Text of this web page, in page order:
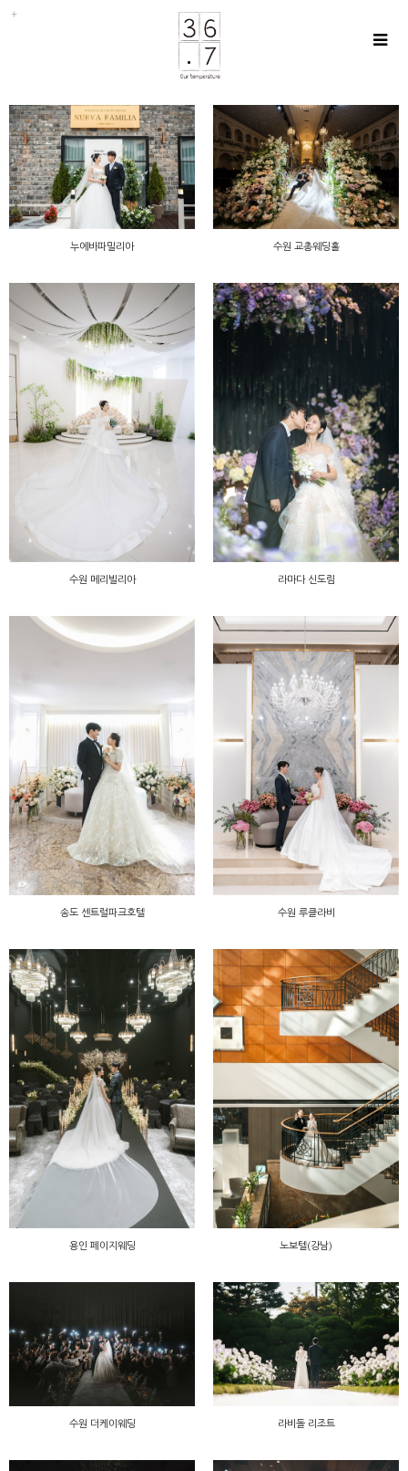
누에바파밀리아 수원 교총웨딩홀
수원 메리빌리아 라마다 신도림
송도 센트럴파크호텔 수원 루클라비
용인 페이지웨딩 노보텔(강남)
수원 더케이웨딩 라비돌 리조트